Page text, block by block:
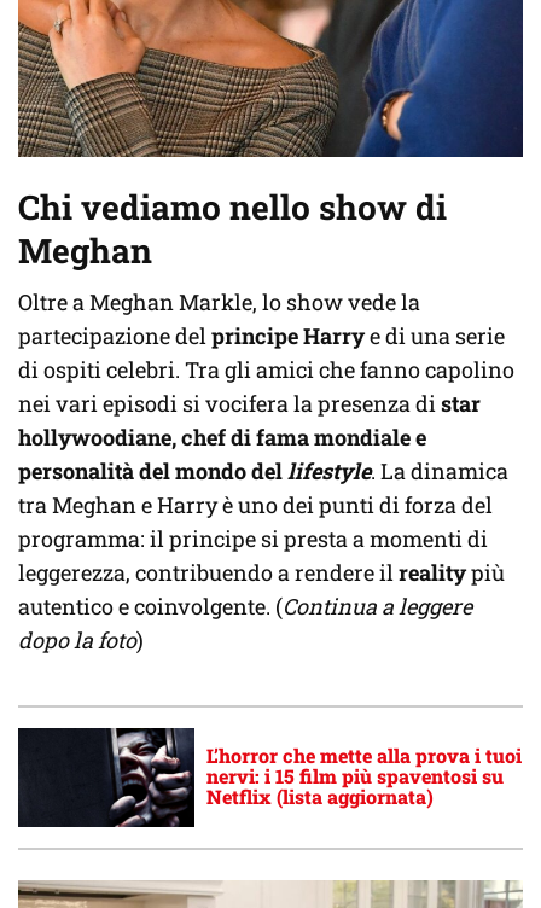
Chi vediamo nello show di
Meghan
Oltre a Meghan Markle, lo show vede la
partecipazione delprincipe Harrye di una serie
di ospiti celebri. Tra gli amici che fanno capolino
nei vari episodi si vocifera la presenza distar
hollywoodiane, chef di fama mondiale e
personalità del mondo dellifestyle. La dinamica
tra Meghan e Harry è uno dei punti di forza del
programma: il principe si presta a momenti di
leggerezza, contribuendo a rendere ilrealitypiù
autentico e coinvolgente. (Continua a leggere
dopo la foto)
L’horror che mette alla prova i tuoi
nervi: i 15 film più spaventosi su
Netflix (lista aggiornata)